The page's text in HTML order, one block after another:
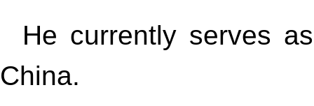
He currently serves
China.